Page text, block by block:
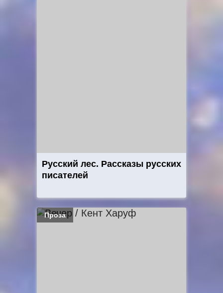
Русский лес. Рассказы русских
писателей
Проза